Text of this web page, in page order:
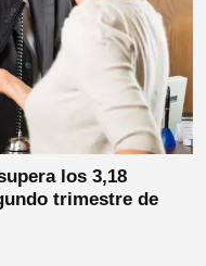
los 3,18
trimestre de